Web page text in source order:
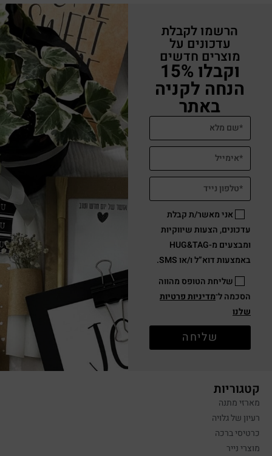
הרשמו לקבלת
עדכונים על
מוצרים חדשים
וקבלו 15%
הנחה לקניה
באתר
אני מאשר/ת קבלת
עדכונים, הצעות שיווקיות
ומבצעים מ-HUG&TAG
באמצעות דוא”ל ו/או SMS.
שליחת הטופס מהווה
הסכמה ל־מדיניות פרטיות
שלנו
שליחה
קטגוריות
מארזי מתנה
רעיון של גלויה
כרטיסי ברכה
מוצרי נייר